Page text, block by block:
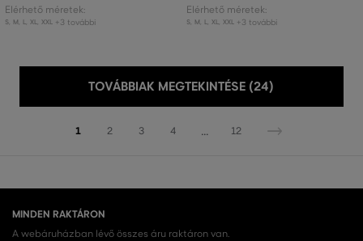
Elérhető méretek:
S, M L, XL, XXL +3 további
Elérhető méretek:
S, M L, XL, XXL +3 további
TOVÁBBIAK MEGTEKINTÉSE (24)
1 2 3 4 ... 12
MINDEN RAKTÁRON
A webáruházban lévő összes áru raktáron van.